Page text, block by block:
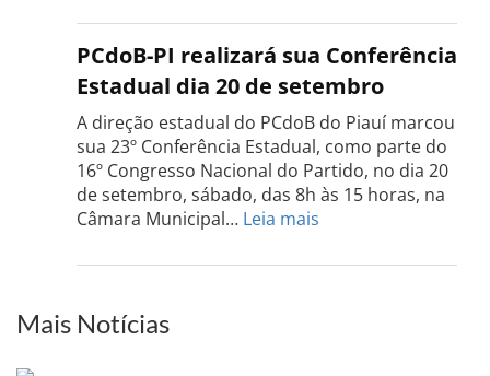
do
PCdoB
do
Sul
dia
PCdoB-PI realizará sua Conferência
Estadual dia 20 de setembro
A direção estadual do PCdoB do Piauí marcou
sua 23º Conferência Estadual, como parte do
16º Congresso Nacional do Partido, no dia 20
de setembro, sábado, das 8h às 15 horas, na
Câmara Municipal… Leia mais
PI
Mais Notícias